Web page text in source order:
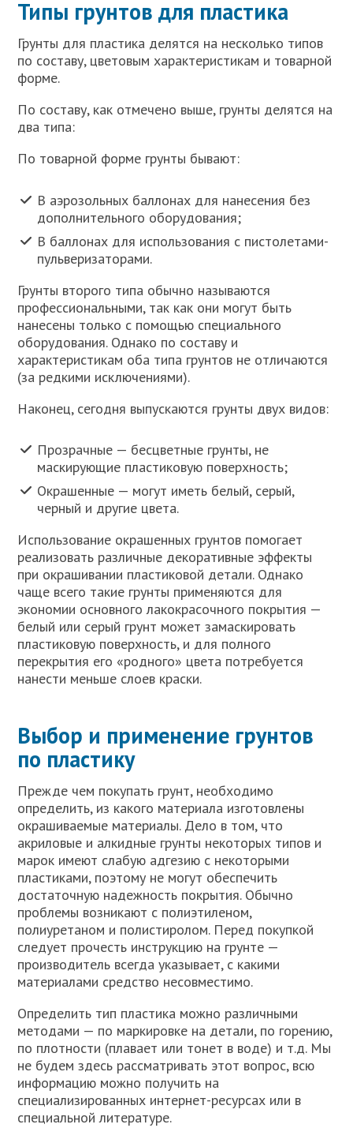
Типы грунтов для пластика
Грунты для пластика делятся на несколько типов
по составу, цветовым характеристикам и товарной
форме.
По составу, как отмечено выше, грунты делятся на
два типа:
По товарной форме грунты бывают:
В аэрозольных баллонах для нанесения без
дополнительного оборудования;
В баллонах для использования с пистолетами-
пульверизаторами.
Грунты второго типа обычно называются
профессиональными, так как они могут быть
нанесены только с помощью специального
оборудования. Однако по составу и
характеристикам оба типа грунтов не отличаются
(за редкими исключениями).
Наконец, сегодня выпускаются грунты двух видов:
Прозрачные — бесцветные грунты, не
маскирующие пластиковую поверхность;
Окрашенные — могут иметь белый, серый,
черный и другие цвета.
Использование окрашенных грунтов помогает
реализовать различные декоративные эффекты
при окрашивании пластиковой детали. Однако
чаще всего такие грунты применяются для
экономии основного лакокрасочного покрытия —
белый или серый грунт может замаскировать
пластиковую поверхность, и для полного
перекрытия его «родного» цвета потребуется
нанести меньше слоев краски.
Выбор и применение грунтов
по пластику
Прежде чем покупать грунт, необходимо
определить, из какого материала изготовлены
окрашиваемые материалы. Дело в том, что
акриловые и алкидные грунты некоторых типов и
марок имеют слабую адгезию с некоторыми
пластиками, поэтому не могут обеспечить
достаточную надежность покрытия. Обычно
проблемы возникают с полиэтиленом,
полиуретаном и полистиролом. Перед покупкой
следует прочесть инструкцию на грунте —
производитель всегда указывает, с какими
материалами средство несовместимо.
Определить тип пластика можно различными
методами — по маркировке на детали, по горению,
по плотности (плавает или тонет в воде) и т.д. Мы
не будем здесь рассматривать этот вопрос, всю
информацию можно получить на
специализированных интернет-ресурсах или в
специальной литературе.